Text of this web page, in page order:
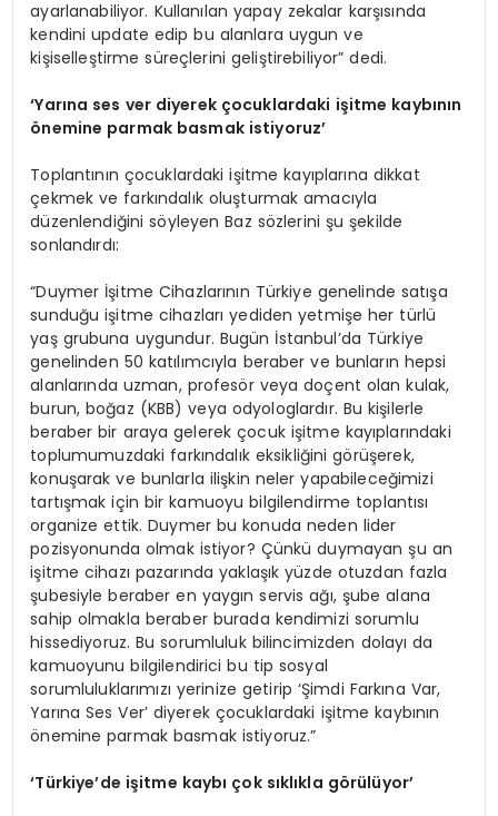
ayarlanabiliyor. Kullanılan yapay zekalar karşısında
kendini update edip bu alanlara uygun ve
kişiselleştirme süreçlerini geliştirebiliyor” dedi.
‘Yarına ses ver diyerek çocuklardaki işitme kaybının
önemine parmak basmak istiyoruz’
Toplantının çocuklardaki işitme kayıplarına dikkat
çekmek ve farkındalık oluşturmak amacıyla
düzenlendiğini söyleyen Baz sözlerini şu şekilde
sonlandırdı:
“Duymer İşitme Cihazlarının Türkiye genelinde satışa
sunduğu işitme cihazları yediden yetmişe her türlü
yaş grubuna uygundur. Bugün İstanbul’da Türkiye
genelinden 50 katılımcıyla beraber ve bunların hepsi
alanlarında uzman, profesör veya doçent olan kulak,
burun, boğaz (KBB) veya odyologlardır. Bu kişilerle
beraber bir araya gelerek çocuk işitme kayıplarındaki
toplumumuzdaki farkındalık eksikliğini görüşerek,
konuşarak ve bunlarla ilişkin neler yapabileceğimizi
tartışmak için bir kamuoyu bilgilendirme toplantısı
organize ettik. Duymer bu konuda neden lider
pozisyonunda olmak istiyor? Çünkü duymayan şu an
işitme cihazı pazarında yaklaşık yüzde otuzdan fazla
şubesiyle beraber en yaygın servis ağı, şube alana
sahip olmakla beraber burada kendimizi sorumlu
hissediyoruz. Bu sorumluluk bilincimizden dolayı da
kamuoyunu bilgilendirici bu tip sosyal
sorumluluklarımızı yerinize getirip ‘Şimdi Farkına Var,
Yarına Ses Ver’ diyerek çocuklardaki işitme kaybının
önemine parmak basmak istiyoruz.”
‘Türkiye’de işitme kaybı çok sıklıkla görülüyor’